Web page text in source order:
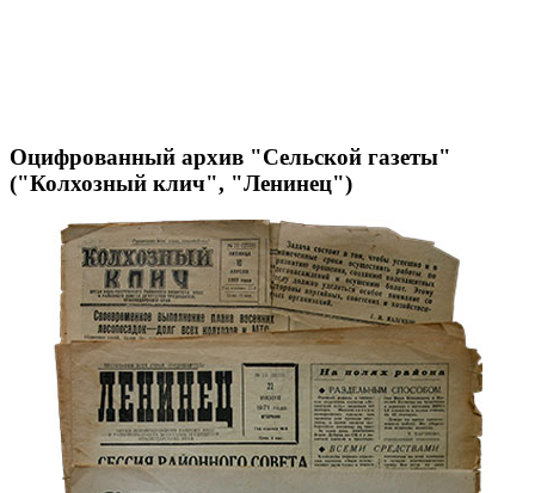
Оцифрованный архив "Сельской газеты"
("Колхозный клич", "Ленинец")